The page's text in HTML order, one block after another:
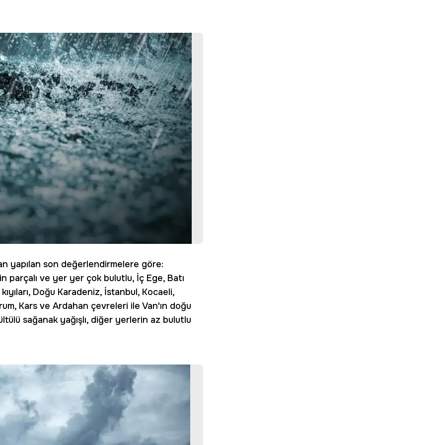
yapılan son değerlendirmelere göre:
parçalı ve yer yer çok bulutlu, İç Ege, Batı
Doğu Karadeniz, İstanbul, Kocaeli,
Kars ve Ardahan çevreleri ile Van'ın doğu
sağanak yağışlı, diğer yerlerin az bulutlu